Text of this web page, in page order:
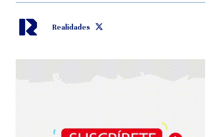
Realidades Ir Twitter Realidades